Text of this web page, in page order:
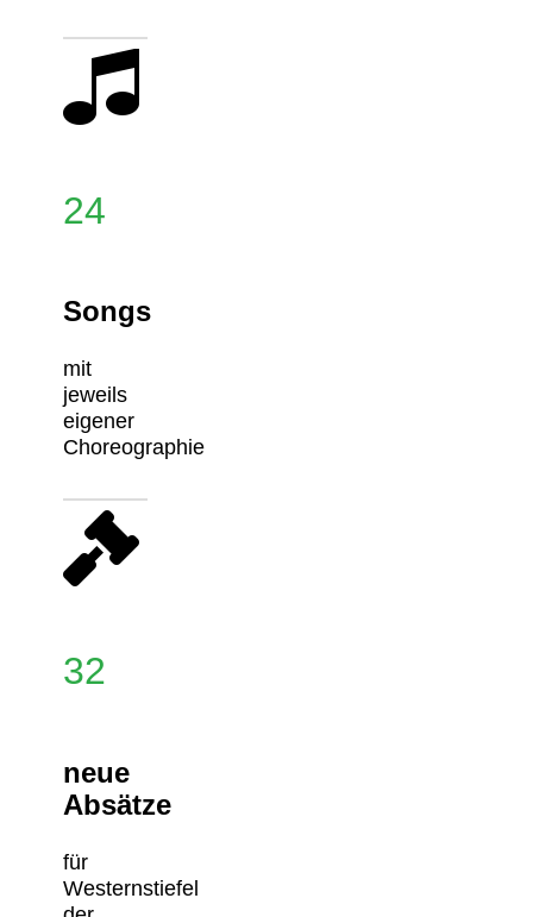
24
Songs
mit
jeweils
eigener
Choreographie
32
neue
Absätze
für
Westernstiefel